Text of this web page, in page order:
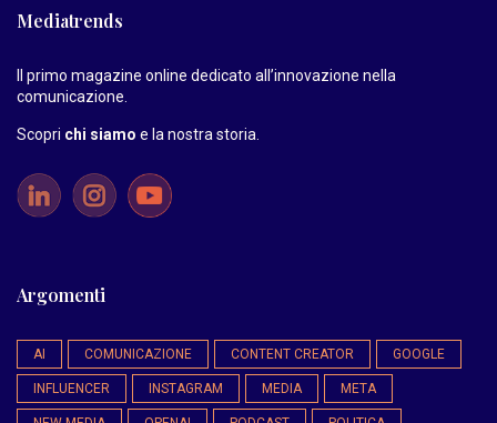
Mediatrends
Il primo magazine online dedicato all’innovazione nella
comunicazione.
Scopri chi siamo e la nostra storia
Argomenti
AI COMUNICAZIONE CONTENT CREATOR GOOGLE
INFLUENCER INSTAGRAM MEDIA META